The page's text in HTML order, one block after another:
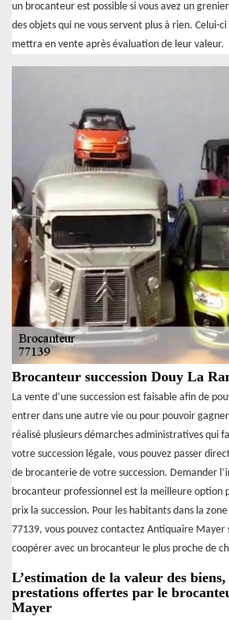
un brocanteur est possible si vous avez un
des objets qui ne vous servent plus à rien. Celui-
mettra en vente après évaluation de leur valeur.
Brocanteur succession Douy La
La vente d’une succession est faisable afin de
entrer dans une autre vie ou pour pouvoir
réalisé plusieurs démarches administratives qui
votre succession légale, vous pouvez passer
de brocanterie de votre succession. Demander
brocanteur professionnel est la meilleure option
prix la succession. Pour les habitants dans la
77139, vous pouvez contactez Antiquaire Mayer
coopérer avec un brocanteur le plus proche de
L’estimation de la valeur des biens,
prestations offertes par le
Mayer